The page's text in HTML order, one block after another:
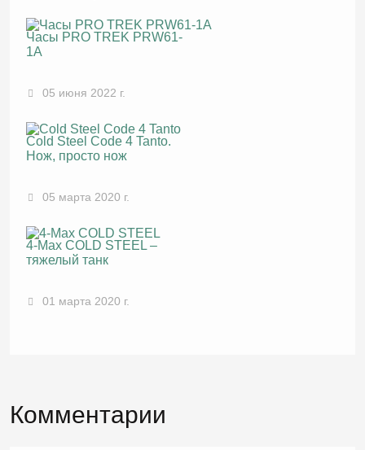
Часы PRO TREK PRW61-
1A
05 июня 2022 г.
Cold Steel Code 4 Tanto.
Нож, просто нож
05 марта 2020 г.
4-Max COLD STEEL –
тяжелый танк
01 марта 2020 г.
Комментарии